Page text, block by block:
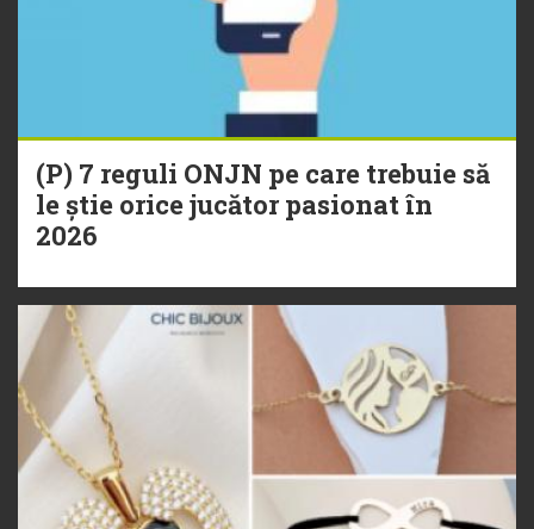
(P) 7 reguli ONJN pe care trebuie să
le știe orice jucător pasionat în
2026